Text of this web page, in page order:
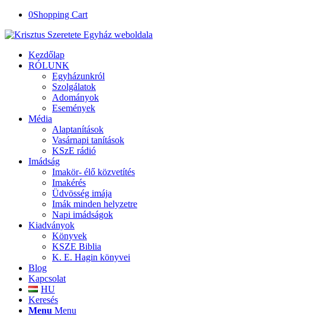
0Shopping Cart
Kezdőlap
RÓLUNK
Egyházunkról
Szolgálatok
Adományok
Események
Média
Alaptanítások
Vasárnapi tanítások
KSzE rádió
Imádság
Imakör- élő közvetítés
Imakérés
Üdvösség imája
Imák minden helyzetre
Napi imádságok
Kiadványok
Könyvek
KSZE Biblia
K. E. Hagin könyvei
Blog
Kapcsolat
HU
Keresés
Menu Menu